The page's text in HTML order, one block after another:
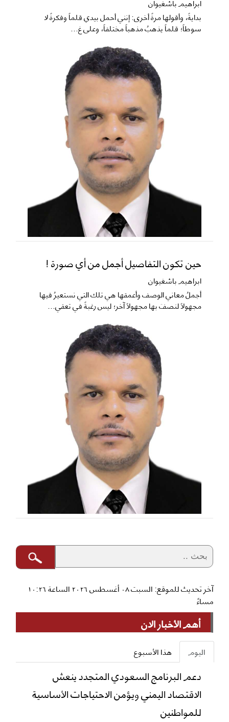
​بدايةً، وأقولها مرةً أخرى: إنني أحمل بيدي قلماً وفكرةً لا
سوطاً؛ قلماً يذهبُ مذهباً مختلفاً، وعلى غ...
حين تكون التفاصيل أجمل من أي صورة !
ابراهيم باشغيوان
​أجملُ معاني الوصف وأعمقها هي تلك التي نستعيرُ فيها
مجهولاً لنصفَ بها مجهولاً آخر؛ ليس رغبةً في تعقي...
آخر تحديث للموقع: السبت ٠٨ أغسطس ٢٠٢٦ الساعة ١٠:٢٦
مساءً
أهم الأخبار الان
اليوم هذا الأسبوع
دعم البرنامج السعودي المتجدد ينعش
الاقتصاد اليمني ويؤمن الاحتياجات الأساسية
للمواطنين